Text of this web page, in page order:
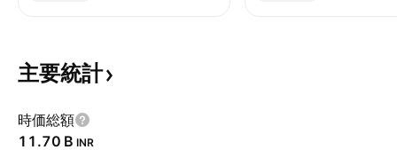
主要統計
時価総額
‪11.70 B‬ INR